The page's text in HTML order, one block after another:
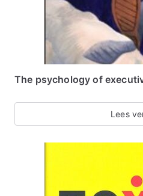
The psychology of
Lees